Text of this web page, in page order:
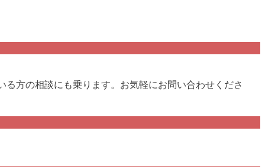
方の相談にも乗ります。お気軽にお問い合わせくださ